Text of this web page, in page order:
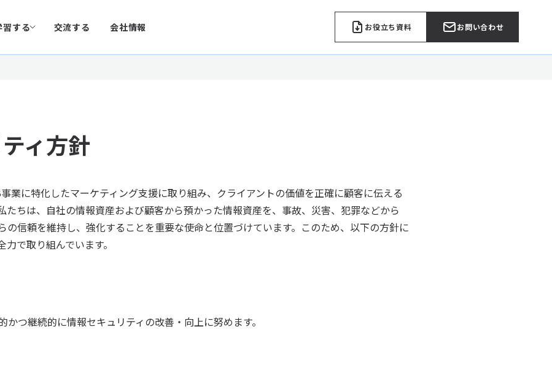
習する 交流する 会社情報 お役立ち資料 お問い合わせ
ィ方針
業に特化したマーケティング支援に取り組み、クライアントの価値を正確に顧客に伝える
たちは、自社の情報資産および顧客から預かった情報資産を、事故、災害、犯罪などから
の信頼を維持し、強化することを重要な使命と位置づけています。このため、以下の方針に
で取り組んでいます。
つ継続的に情報セキュリティの改善・向上に努めます。